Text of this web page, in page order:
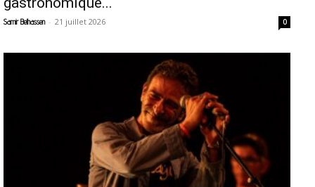
Samir Belhassen - 21 juillet 2026 0